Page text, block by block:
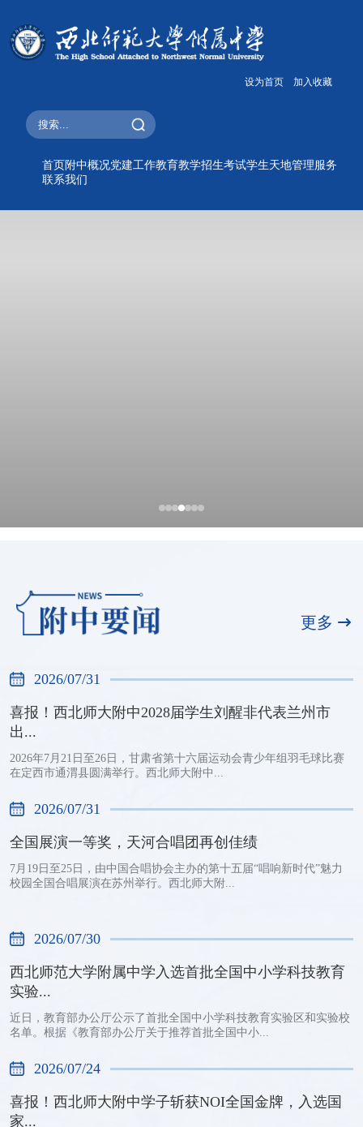
设为首页 加入收藏
首页 附中概况党建工作教育教学招生考试学生天地管理服务
联系我们
更多
全国展演一等奖，天河合唱团再创佳绩
2026/07/31
2026/07/31
喜报！西北师大附中2028届学生刘醒非代表兰州市
出...
2026年7月21日至26日，甘肃省第十六届运动会青少年组羽毛球比赛
在定西市通渭县圆满举行。西北师大附中...
2026/07/31
全国展演一等奖，天河合唱团再创佳绩
7月19日至25日，由中国合唱协会主办的第十五届“唱响新时代”魅力
校园全国合唱展演在苏州举行。西北师大附...
2026/07/30
西北师范大学附属中学入选首批全国中小学科技教育
实验...
近日，教育部办公厅公示了首批全国中小学科技教育实验区和实验校
名单。根据《教育部办公厅关于推荐首批全国中小...
2026/07/24
喜报！西北师大附中学子斩获NOI全国金牌，入选国
家...